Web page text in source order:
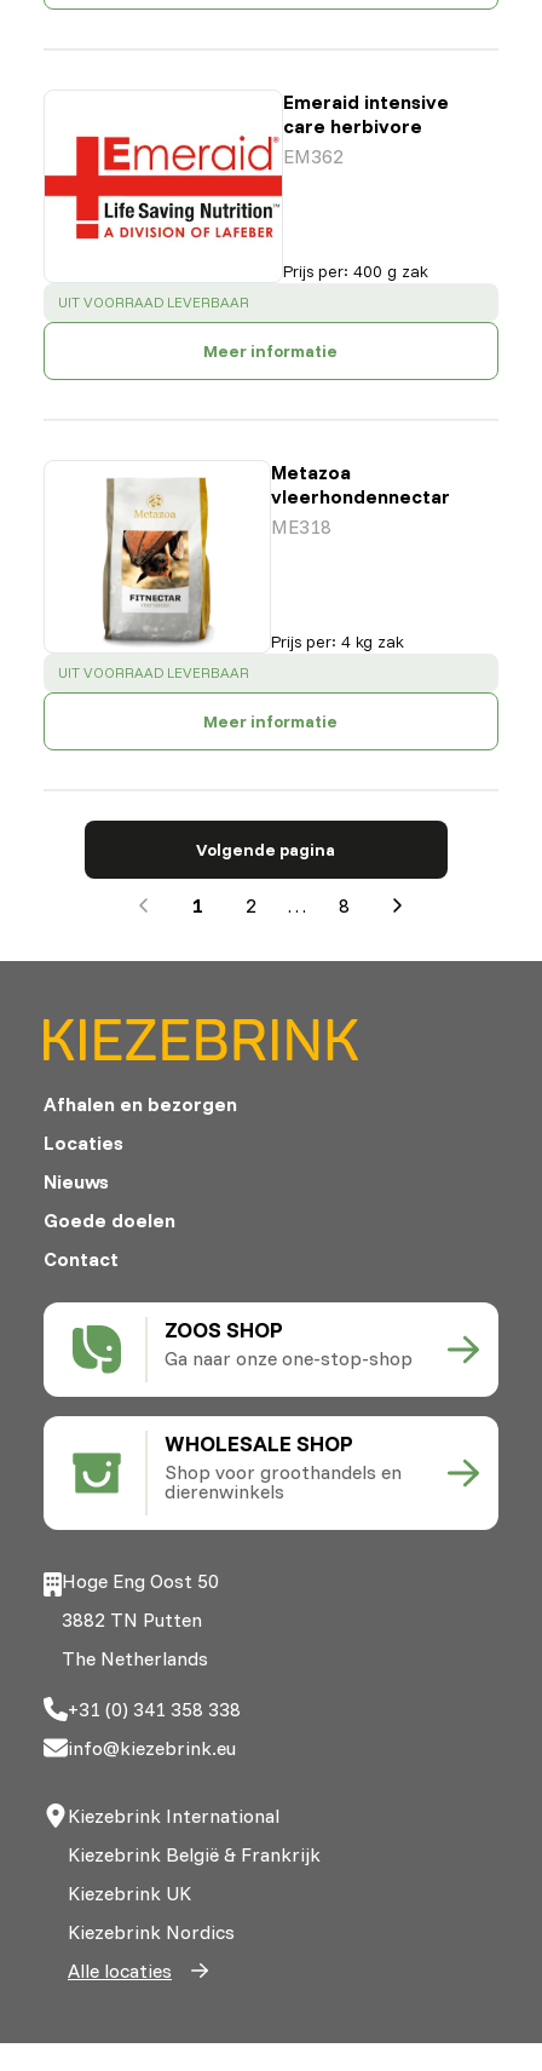
Emeraid intensive
care herbivore
EM362
Prijs per: 400 g zak
SUCCESS:
UIT VOORRAAD LEVERBAAR
Meer informatie
Metazoa
vleerhondennectar
ME318
Prijs per: 4 kg zak
SUCCESS:
UIT VOORRAAD LEVERBAAR
Meer informatie
Volgende pagina
1 2 … 8
Next
ZOOS SHOP
Ga naar onze one-stop-shop
WHOLESALE SHOP
Shop voor groothandels en
dierenwinkels
Afhalen en bezorgen
Locaties
Nieuws
Goede doelen
Contact
Hoge Eng Oost 50
3882 TN Putten
The Netherlands
+31 (0) 341 358 338
info@kiezebrink.eu
Kiezebrink International
Kiezebrink België & Frankrijk
Kiezebrink UK
Kiezebrink Nordics
Alle locaties